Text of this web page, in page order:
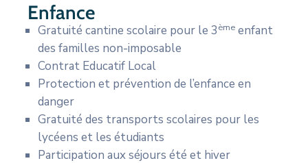
Enfance
Gratuité cantine scolaire pour le 3ème enfant
des familles non-imposable
Contrat Educatif Local
Protection et prévention de l’enfance en
danger
Gratuité des transports scolaires pour les
lycéens et les étudiants
Participation aux séjours été et hiver